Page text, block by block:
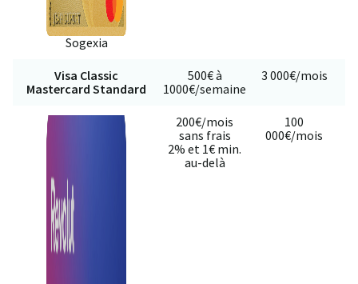
Sogexia
Visa Classic
Mastercard Standard
500€ à
1000€/semaine
3 000€/mois
200€/mois
sans frais
2% et 1€ min.
au-delà
100
000€/mois